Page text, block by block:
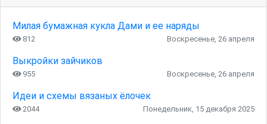
Милая бумажная кукла Дами и ее наряды
812 Воскресенье, 26 апреля
Выкройки зайчиков
955 Воскресенье, 26 апреля
Идеи и схемы вязаных ёлочек
2044 Понедельник, 15 декабря 2025